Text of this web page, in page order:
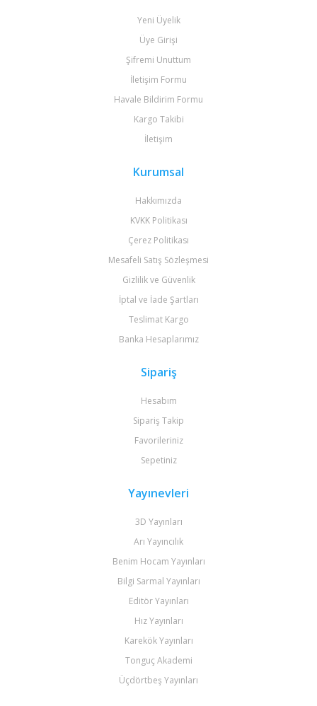
Yeni Üyelik
Üye Girişi
Şifremi Unuttum
İletişim Formu
Havale Bildirim Formu
Kargo Takibi
İletişim
Kurumsal
Hakkımızda
KVKK Politikası
Çerez Politikası
Mesafeli Satış Sözleşmesi
Gizlilik ve Güvenlik
İptal ve İade Şartları
Teslimat Kargo
Banka Hesaplarımız
Sipariş
Hesabım
Sipariş Takip
Favorileriniz
Sepetiniz
Yayınevleri
3D Yayınları
Arı Yayıncılık
Benim Hocam Yayınları
Bilgi Sarmal Yayınları
Editör Yayınları
Hız Yayınları
Karekök Yayınları
Tonguç Akademi
Üçdörtbeş Yayınları